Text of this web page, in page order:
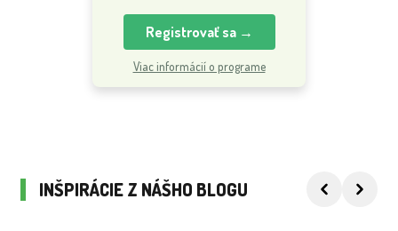
Registrovať sa →
Viac informácií o programe
INŠPIRÁCIE Z NÁŠHO BLOGU